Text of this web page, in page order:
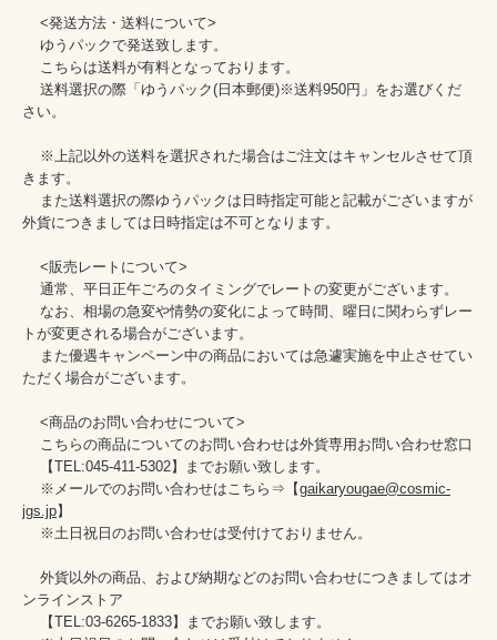
さい。
きます。
外貨につきましては日時指定は不可となります。
トが変更される場合がございます。
ただく場合がございます。
    ※メールでのお問い合わせはこちら⇒【
gaikaryougae@cosmic-
jgs.jp】
ンラインストア